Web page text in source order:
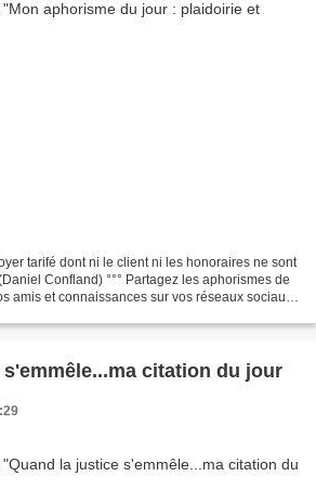
tarifé dont ni le client ni les honoraires ne sont
Confland) °°° Partagez les aphorismes de
amis et connaissances sur vos réseaux sociaux
citation du jour